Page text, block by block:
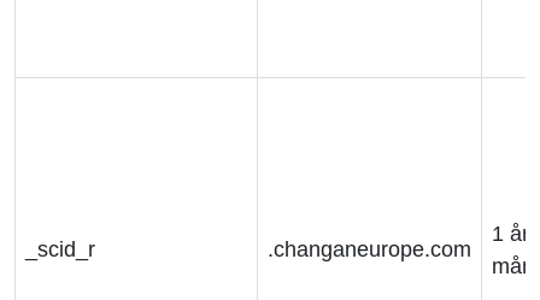
_scid_r .changaneurope.com
1 år